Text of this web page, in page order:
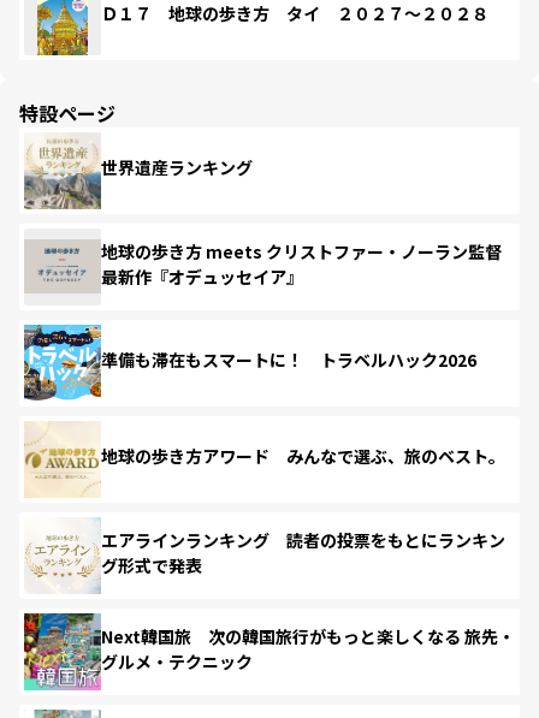
Ｄ１７ 地球の歩き方 タイ ２０２７～２０２８
特設ページ
世界遺産ランキング
地球の歩き方 meets クリストファー・ノーラン監督
最新作『オデュッセイア』
準備も滞在もスマートに！ トラベルハック2026
地球の歩き方アワード みんなで選ぶ、旅のベスト。
エアラインランキング 読者の投票をもとにランキン
グ形式で発表
Next韓国旅 次の韓国旅行がもっと楽しくなる 旅先・
グルメ・テクニック